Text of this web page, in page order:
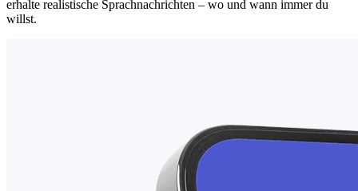
erhalte realistische Sprachnachrichten – wo und wann immer du
willst.